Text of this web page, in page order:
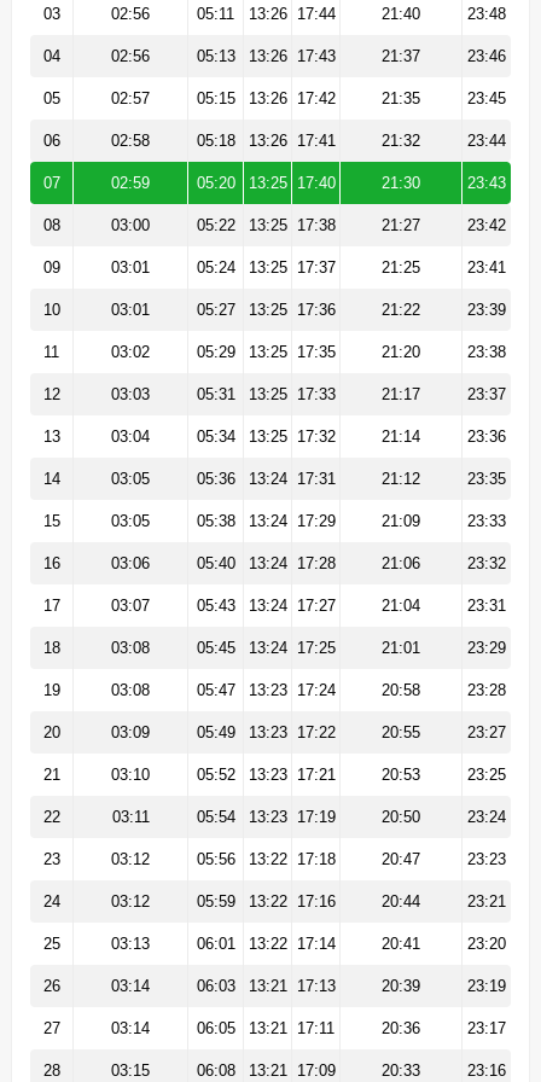
03 02:56 05:11 13:26 17:44 21:40 23:48
04 02:56 05:13 13:26 17:43 21:37 23:46
05 02:57 05:15 13:26 17:42 21:35 23:45
06 02:58 05:18 13:26 17:41 21:32 23:44
07 02:59 05:20 13:25 17:40 21:30 23:43
08 03:00 05:22 13:25 17:38 21:27 23:42
09 03:01 05:24 13:25 17:37 21:25 23:41
10 03:01 05:27 13:25 17:36 21:22 23:39
11 03:02 05:29 13:25 17:35 21:20 23:38
12 03:03 05:31 13:25 17:33 21:17 23:37
13 03:04 05:34 13:25 17:32 21:14 23:36
14 03:05 05:36 13:24 17:31 21:12 23:35
15 03:05 05:38 13:24 17:29 21:09 23:33
16 03:06 05:40 13:24 17:28 21:06 23:32
17 03:07 05:43 13:24 17:27 21:04 23:31
18 03:08 05:45 13:24 17:25 21:01 23:29
19 03:08 05:47 13:23 17:24 20:58 23:28
20 03:09 05:49 13:23 17:22 20:55 23:27
21 03:10 05:52 13:23 17:21 20:53 23:25
22 03:11 05:54 13:23 17:19 20:50 23:24
23 03:12 05:56 13:22 17:18 20:47 23:23
24 03:12 05:59 13:22 17:16 20:44 23:21
25 03:13 06:01 13:22 17:14 20:41 23:20
26 03:14 06:03 13:21 17:13 20:39 23:19
27 03:14 06:05 13:21 17:11 20:36 23:17
28 03:15 06:08 13:21 17:09 20:33 23:16